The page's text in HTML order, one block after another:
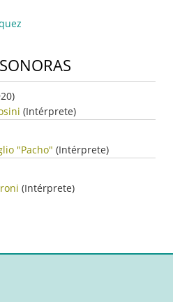
(Intérprete)
"Pacho" (Intérprete)
(Intérprete)